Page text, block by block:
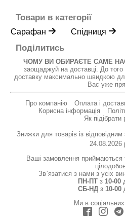
Товари в категорії
Сарафан Спідниця
Поділитись
ЧОМУ ВИ ОБИРАЄТЕ САМЕ
заощаджуй на доставці. До
доставку максимально швидкою
Вас уже
Про компанію Оплата і
Корисна інформація
Як підібрати
Знижки для товарів із
24.08.2026
Ваші замовлення
Зв`язатися з нами з усіх
ПН-ПТ з 10-00
СБ-НДз 10-00
Ми в